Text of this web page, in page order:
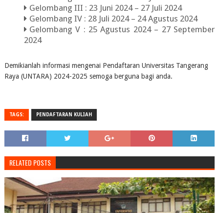
Gelombang III : 23 Juni 2024 – 27 Juli 2024
Gelombang IV : 28 Juli 2024 – 24 Agustus 2024
Gelombang V : 25 Agustus 2024 – 27 September
2024
Demikianlah informasi mengenai Pendaftaran Universitas Tangerang
Raya (UNTARA) 2024-2025 semoga berguna bagi anda.
TAGS: PENDAFTARAN KULIAH
RELATED POSTS